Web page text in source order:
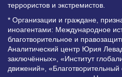
террористов и экстремистов.
* Организации и граждане,
иноагентами: Международное
благотворительное и
Аналитический центр Юрия
заключённых», «Институт
движений»,